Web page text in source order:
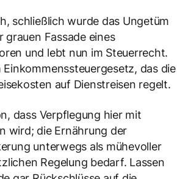
schließlich wurde das Ungetüm
Fassade eines
und lebt nun im Steuerrecht.
Einkommenssteuergesetz, das die
auf Dienstreisen regelt.
dass Verpflegung hier mit
wird; die Ernährung der
unterwegs als mühevoller
Regelung bedarf. Lassen